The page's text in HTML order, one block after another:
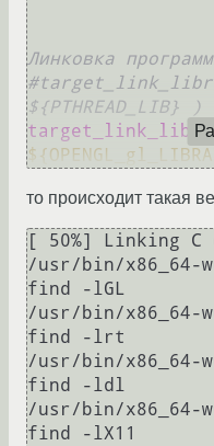
Линковка
${PTHREAD_LIB} )
то происходит такая
[ 50%] Linking C
/usr/bin/x86_64-
find -lGL
/usr/bin/x86_64-
find -lrt
/usr/bin/x86_64-
find -ldl
/usr/bin/x86_64-
find -lX11